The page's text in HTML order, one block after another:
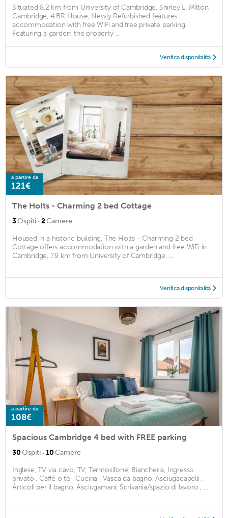
Situated 8.2 km from University of Cambridge, Shirley L, Milton,
Cambridge, 4 BR House, Newly Refurbished features
accommodation with free WiFi and free private parking.
Featuring a garden, the property ...
Verifica disponibilità
a partire da
121€
The Holts - Charming 2 bed Cottage
3Ospiti · 2Camere
Housed in a historic building, The Holts - Charming 2 bed
Cottage offers accommodation with a garden and free WiFi in
Cambridge, 7.9 km from University of Cambridge. ...
Verifica disponibilità
a partire da
108€
Spacious Cambridge 4 bed with FREE parking
30Ospiti · 10Camere
Inglese, TV via cavo, TV, Termosifone, Biancheria, Ingresso
privato , Caffè o tè , Cucina , Vasca da bagno, Asciugacapelli ,
Articoli per il bagno, Asciugamani, Scrivania/spazio di lavoro , ...